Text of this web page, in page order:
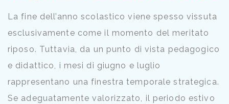
La fine dell’anno scolastico viene spesso vissuta
esclusivamente come il momento del meritato
riposo. Tuttavia, da un punto di vista pedagogico
e didattico, i mesi di giugno e luglio
rappresentano una finestra temporale strategica.
Se adeguatamente valorizzato, il periodo estivo